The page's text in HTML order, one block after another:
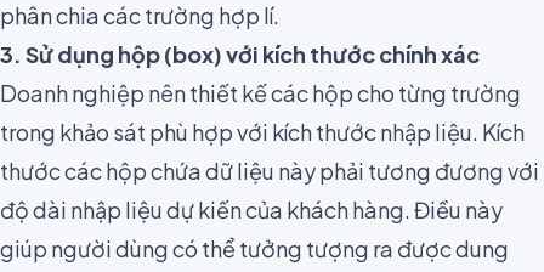
phân chia các trường hợp lí.
3. Sử dụng hộp (box) với kích thước chính xác
Doanh nghiệp nên thiết kế các hộp cho từng trường
trong khảo sát phù hợp với kích thước nhập liệu. Kích
thước các hộp chứa dữ liệu này phải tương đương với
độ dài nhập liệu dự kiến của khách hàng. Điều này
giúp người dùng có thể tưởng tượng ra được dung